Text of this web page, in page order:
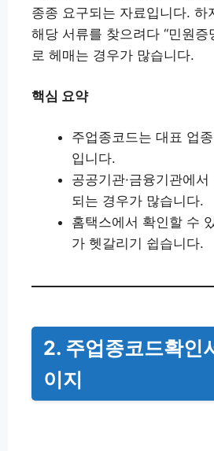
종종 요구되는 자료입니다. 하
해당 서류를 찾으려다 “민원증
로 헤매는 경우가 많습니다.
핵심 요약
주업종코드는 대표 업
입니다.
공공기관·금융기관에
되는 경우가 많습니다.
홈택스에서 확인할 수
가 헷갈리기 쉽습니다.
2. 주업종코드확인
이지